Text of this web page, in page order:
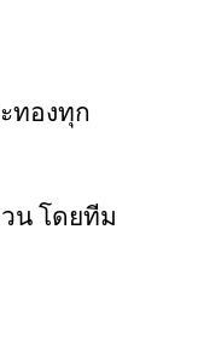
ทองทุก
น โดยทีม